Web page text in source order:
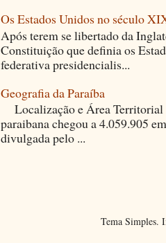
Os Estados Unidos no século
Após terem se libertado da
Constituição que definia os
federativa presidencialis...
Geografia da Paraíba
Localização e Área
paraibana chegou a 4.059.905
divulgada pelo ...
Tema Simples.